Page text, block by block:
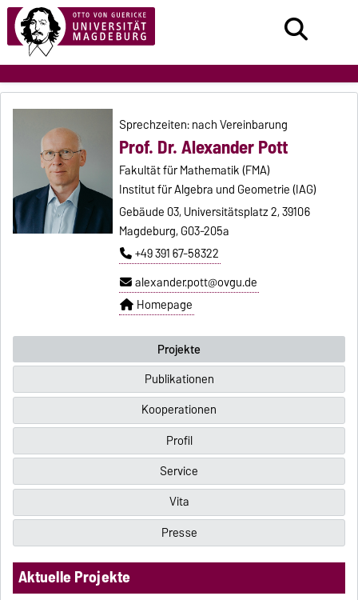
Prof. Dr. Alexander Pott
Fakultät für Mathematik (FMA)
Institut für Algebra und Geometrie (IAG)
Gebäude 03, Universitätsplatz 2, 39106
Magdeburg, G03-205a
+49 391 67-58322
alexander.pott@ovgu.de
Homepage
Sprechzeiten: nach Vereinbarung
Projekte
Publikationen
Kooperationen
Profil
Service
Vita
Presse
Aktuelle Projekte